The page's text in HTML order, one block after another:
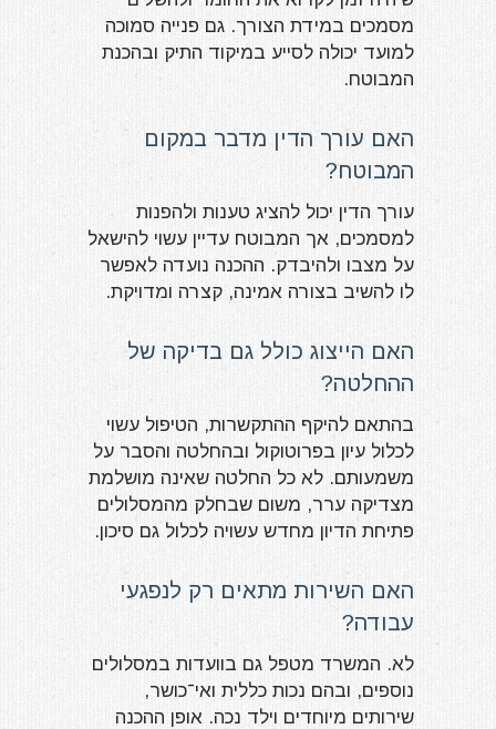
מסמכים במידת הצורך. גם פנייה סמוכה
למועד יכולה לסייע במיקוד התיק ובהכנת
המבוטח.
האם עורך הדין מדבר במקום
המבוטח?
עורך הדין יכול להציג טענות ולהפנות
למסמכים, אך המבוטח עדיין עשוי להישאל
על מצבו ולהיבדק. ההכנה נועדה לאפשר
לו להשיב בצורה אמינה, קצרה ומדויקת.
האם הייצוג כולל גם בדיקה של
ההחלטה?
בהתאם להיקף ההתקשרות, הטיפול עשוי
לכלול עיון בפרוטוקול ובהחלטה והסבר על
משמעותם. לא כל החלטה שאינה מושלמת
מצדיקה ערר, משום שבחלק מהמסלולים
פתיחת הדיון מחדש עשויה לכלול גם סיכון.
האם השירות מתאים רק לנפגעי
עבודה?
לא. המשרד מטפל גם בוועדות במסלולים
נוספים, ובהם נכות כללית ואי־כושר,
שירותים מיוחדים וילד נכה. אופן ההכנה